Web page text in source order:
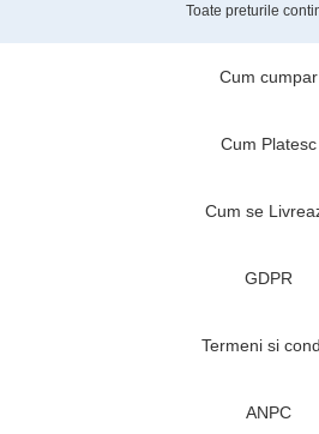
Toate preturile
Cum cumpar
Cum Platesc
Cum se
GDPR
Termeni si
ANPC